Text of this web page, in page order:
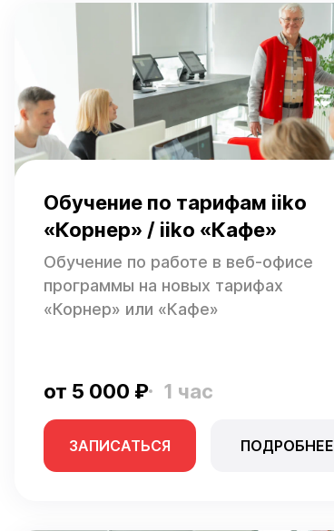
Обучение по тарифам iiko
«Корнер» / iiko «Кафе»
Обучение по работе в веб-офисе
программы на новых тарифах
«Корнер» или «Кафе»
от 5 000 ₽ 1 час
ЗАПИСАТЬСЯ ПОДРОБНЕЕ